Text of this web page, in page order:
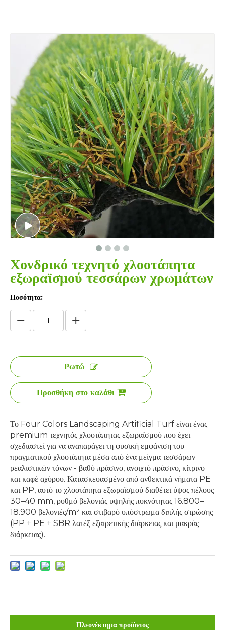
Χονδρικό τεχνητό χλοοτάπητα
εξωραϊσμού τεσσάρων χρωμάτων
Ποσότητα:
Ρωτώ
Προσθήκη στο καλάθι
Το Four Colors Landscaping Artificial Turf είναι ένας
premium τεχνητός χλοοτάπητας εξωραϊσμού που έχει
σχεδιαστεί για να αναπαράγει τη φυσική εμφάνιση του
πραγματικού χλοοτάπητα μέσα από ένα μείγμα τεσσάρων
ρεαλιστικών τόνων - βαθύ πράσινο, ανοιχτό πράσινο, κίτρινο
και καφέ αχύρου. Κατασκευασμένο από ανθεκτικά νήματα PE
και PP, αυτό το χλοοτάπητα εξωραϊσμού διαθέτει ύψος πέλους
30–40 mm, ρυθμό βελονιάς υψηλής πυκνότητας 16.800–
18.900 βελονιές/m² και στιβαρό υπόστρωμα διπλής στρώσης
(PP + PE + SBR λατέξ εξαιρετικής διάρκειας και μακράς
διάρκειας).
Πλεονέκτημα προϊόντος